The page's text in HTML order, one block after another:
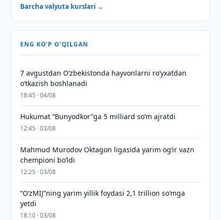
Barcha valyuta kurslari →
ENG KO'P O'QILGAN
7 avgustdan O‘zbekistonda hayvonlarni ro‘yxatdan
o‘tkazish boshlanadi
18:45 · 04/08
Hukumat “Bunyodkor”ga 5 milliard so‘m ajratdi
12:45 · 03/08
Mahmud Murodov Oktagon ligasida yarim og‘ir vazn
chempioni bo‘ldi
12:25 · 03/08
“O‘zMIJ”ning yarim yillik foydasi 2,1 trillion so‘mga
yetdi
18:10 · 03/08